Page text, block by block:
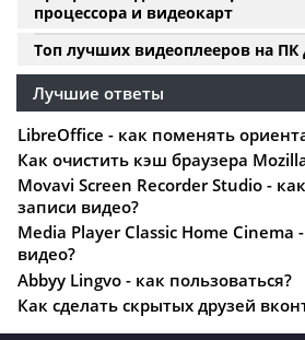
процессора и видеокарт
Топ лучших видеоплееров на ПК
Лучшие ответы
LibreOffice - как поменять
Как очистить кэш браузера
Movavi Screen Recorder Studio -
записи видео?
Media Player Classic Home Cinema
видео?
Abbyy Lingvo - как пользоваться?
Как сделать скрытых друзей